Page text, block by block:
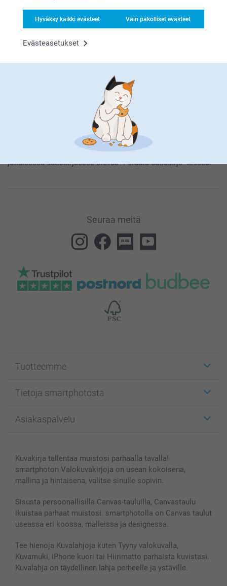
Hyväksy kaikki evästeet Vain pakolliset evästeet
Evästeasetukset
Tilaamalla uutiskirjeemme saat tietoa tuotteistamme ja
erikoistarjouksistamme, ja hyväksyt näin
Yleisen Tietosuojalausumamme.
Voit koska tahansa irtisanoa tilauksen klikkaamalla
jokaisessa uutiskirjeessä olevaa “Peruuta uutiskirje”-linkkiä.
Seuraa meitä
Tuotteemme
Kuvakortit
Kuvakirjat
Kännykkä & Tabletti
MyNameBook
Valokuvakehykset & Lisätarvikkeet
Lahjakortti
Kaikki kuvatuotteet
Tietoja smartphotosta
Affiliate ohjelma
Sivukartta
Ehdot/takuut
Asiakaspalvelu
smartbonus
Hinnat & maksutavat
Kuvakirja tallentaa muistosi parhaalla tavalla!
smartphoton Valokuvakirjoja on usean kokoisena,
mallina ja hintaisena, valitse sinulle sopivin.
Sisusta persoonallisilla Canvas-tauluilla, Canvastaulu
ikuistaa parhaat muistosi. smartphotolla on Canvas taulut
useassa eri koossa, malleissa ja designessa.
Tee hienoja Kuvalahjoja kuten Tyyny valokuvalla,
Kuvamuki, iPhone kuori tai Hiirimatto parhaista kuvistasi.
Kuvalahja on täydellinen lahja perheelle ja ystäville.